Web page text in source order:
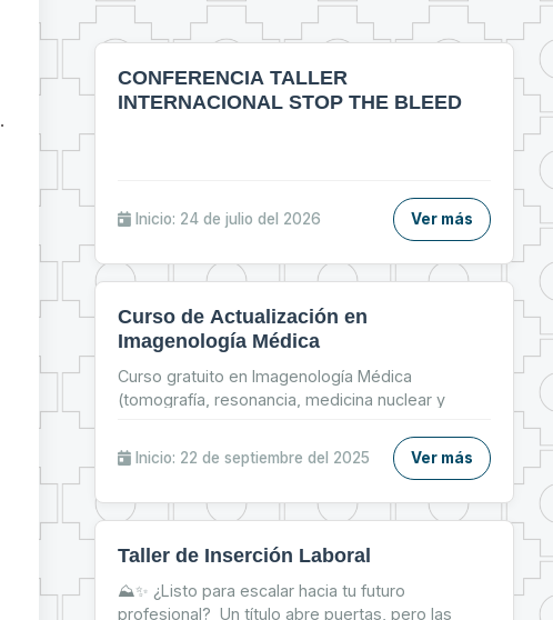
.
CONFERENCIA TALLER
INTERNACIONAL STOP THE BLEED
Inicio: 24 de julio del 2026 Ver más
Curso de Actualización en
Imagenología Médica
Curso gratuito en Imagenología Médica
(tomografía, resonancia, medicina nuclear y
modalidad online.
Inicio: 22 de septiembre del 2025 Ver más
Taller de Inserción Laboral
⛰✨ ¿Listo para escalar hacia tu futuro
profesional? Un título abre puertas, pero las